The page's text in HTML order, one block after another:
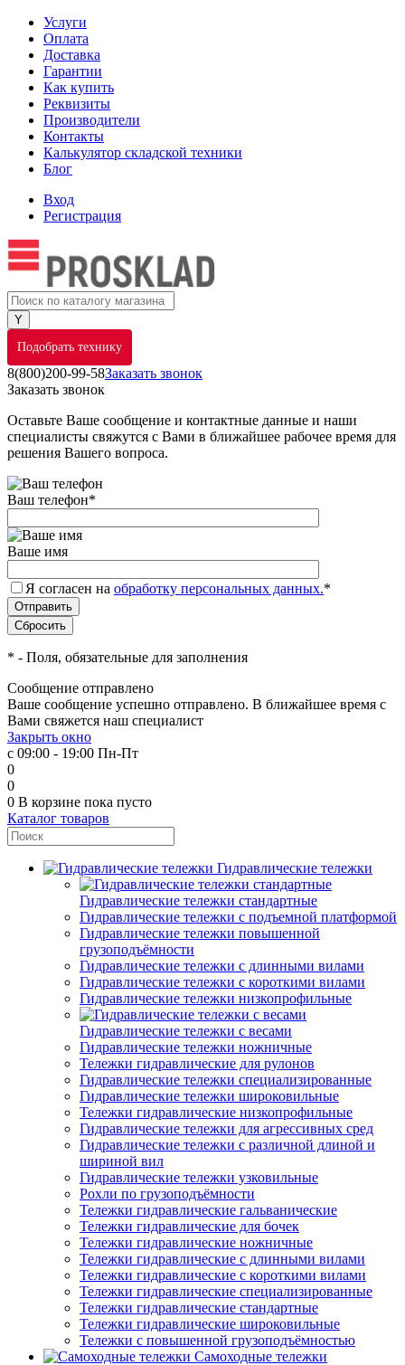
Услуги
Оплата
Доставка
Гарантии
Как купить
Реквизиты
Производители
Контакты
Калькулятор складской техники
Блог
Вход
Регистрация
Подобрать технику
8(800)200-99-58Заказать звонок
Заказать звонок
Оставьте Ваше сообщение и контактные данные и наши
специалисты свяжутся с Вами в ближайшее рабочее время для
решения Вашего вопроса.
Ваш телефон*
Ваше имя
Я согласен на обработку персональных данных.*
* - Поля, обязательные для заполнения
Сообщение отправлено
Ваше сообщение успешно отправлено. В ближайшее время с
Вами свяжется наш специалист
Закрыть окно
с 09:00 - 19:00 Пн-Пт
0
0
0 В корзине пока пусто
Каталог товаров
Гидравлические тележки
Гидравлические тележки стандартные
Гидравлические тележки с подъемной платформой
Гидравлические тележки повышенной
грузоподъёмности
Гидравлические тележки с длинными вилами
Гидравлические тележки с короткими вилами
Гидравлические тележки низкопрофильные
Гидравлические тележки с весами
Гидравлические тележки ножничные
Тележки гидравлические для рулонов
Гидравлические тележки специализированные
Гидравлические тележки широковильные
Тележки гидравлические низкопрофильные
Гидравлические тележки для агрессивных сред
Гидравлические тележки с различной длиной и
шириной вил
Гидравлические тележки узковильные
Рохли по грузоподъёмности
Тележки гидравлические гальванические
Тележки гидравлические для бочек
Тележки гидравлические ножничные
Тележки гидравлические с длинными вилами
Тележки гидравлические с короткими вилами
Тележки гидравлические специализированные
Тележки гидравлические стандартные
Тележки гидравлические широковильные
Тележки с повышенной грузоподъёмностью
Самоходные тележки